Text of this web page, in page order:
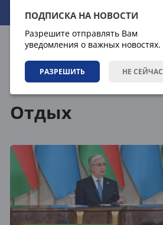
ПОДПИСКА НА НОВОСТИ
Разрешите отправлять Вам
уведомления о важных новостях.
РАЗРЕШИТЬ НЕ СЕЙЧАС
08.08.2026 16:22:50
Отдых